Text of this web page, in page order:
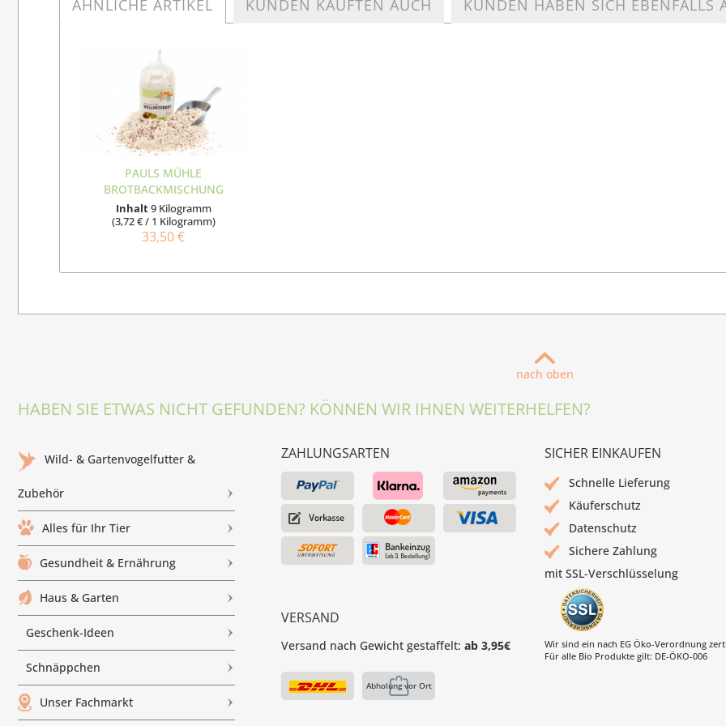
ÄHNLICHE ARTIKEL KUNDEN KAUFTEN AUCH KUNDEN HABEN SICH EBENFALLS
PAULS MÜHLE
BROTBACKMISCHUNG
WELLNESSBROT 1000...
Inhalt9 Kilogramm
(3,72 € / 1 Kilogramm)
33,50 €
nach oben
HABEN SIE ETWAS NICHT GEFUNDEN? KÖNNEN WIR IHNEN WEITERHELFEN?
Wild- & Gartenvogelfutter &
Zubehör
Alles für Ihr Tier
Gesundheit & Ernährung
Haus & Garten
Geschenk-Ideen
Schnäppchen
Unser Fachmarkt
ZAHLUNGSARTEN
VERSAND
Versand nach Gewicht gestaffelt: ab 3,95€
Abholung vor Ort
SICHER EINKAUFEN
Schnelle Lieferung
Käuferschutz
Datenschutz
Sichere Zahlung
mit SSL-Verschlüsselung
Wir sind ein nach EG Öko-Verordnung
Für alle Bio Produkte gilt: DE-ÖKO-006